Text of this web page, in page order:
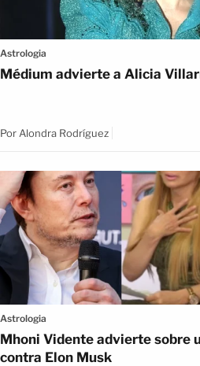
Astrologia
Médium advierte a Alicia
Por Alondra Rodríguez
Astrologia
Mhoni Vidente advierte sobre
contra Elon Musk